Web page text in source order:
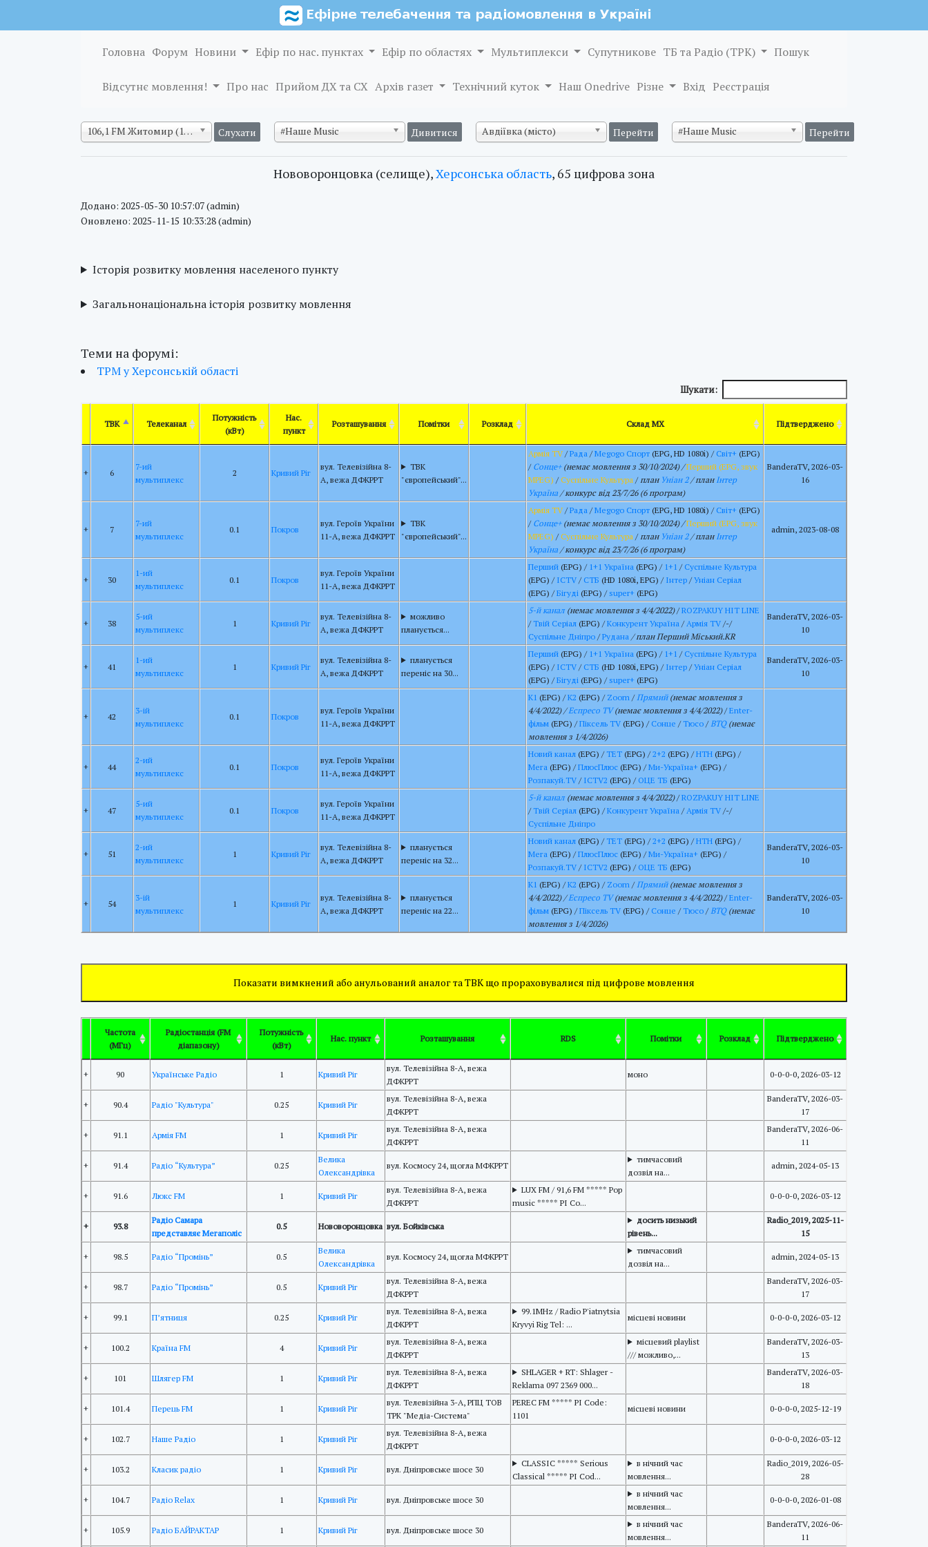
Головна Форум Новини Ефір по нас. пунктах Ефір по областях Мультиплекси Супутникове ТБ та Радіо (ТРК) Пошук
Відсутнє мовлення! Про нас Прийом ДХ та СХ Архів газет Технічний куток Наш Onedrive Різне Вхід Реєстрація
106,1 FM Житомир (128 кб/с) #Наше Music Авдіївка (місто) #Наше Music
Нововоронцовка (селище),Херсонська область, 65 цифрова зона
Додано: 2025-05-30 10:57:07 (admin)
Оновлено: 2025-11-15 10:33:28 (admin)
Історія розвитку мовлення населеного пункту
Загальнонаціональна історія розвитку мовлення
Теми на форумі:
ТРМ у Херсонській області
Шукати:
ТВК Телеканал
Потужність
(кВт)
Нас.
пункт
Розташування Помітки Розклад Склад МХ Підтверджено
+ 6
7-ий
мультиплекс
2 Кривий Ріг
вул. Телевізійна 8-
А, вежа ДФКРРТ
ТВК
"європейський"...
Армія TV /Рада /Megogo Спорт (EPG, HD 1080i) / Світ+ (EPG)
/ Сонце+(немає мовлення з 30/10/2024) /Перший (EPG, звук
MPEG) /Суспільне Культура /план Уніан 2/ планІнтер
Україна / конкурс від 23/7/26 (6 програм)
BanderaTV, 2026-03-
16
+ 7
7-ий
мультиплекс
0.1 Покров
вул. Героїв України
11-А, вежа ДФКРРТ
ТВК
"європейський"...
Армія TV /Рада /Megogo Спорт (EPG, HD 1080i) / Світ+ (EPG)
/ Сонце+(немає мовлення з 30/10/2024) /Перший (EPG, звук
MPEG) /Суспільне Культура /план Уніан 2/ планІнтер
Україна / конкурс від 23/7/26 (6 програм)
admin, 2023-08-08
+ 30
1-ий
мультиплекс
0.1 Покров
вул. Героїв України
11-А, вежа ДФКРРТ
Перший (EPG) / 1+1 Україна (EPG) / 1+1 / Суспільне Культура
(EPG) / ICTV / СТБ (HD 1080i, EPG) / Інтер /Уніан Серіал
(EPG) /Бігуді (EPG) / super+ (EPG)
+ 38
5-ий
мультиплекс
1 Кривий Ріг
вул. Телевізійна 8-
А, вежа ДФКРРТ
можливо
планується...
5-й канал(немає мовлення з 4/4/2022)/ROZPAKUY HIT LINE
/ Твій Серіал (EPG) /Конкурент Україна /Армія TV /-/
Суспільне Дніпро /Рудана / план Перший Міський.KR
BanderaTV, 2026-03-
10
+ 41
1-ий
мультиплекс
1 Кривий Ріг
вул. Телевізійна 8-
А, вежа ДФКРРТ
планується
переніс на 30...
Перший (EPG) / 1+1 Україна (EPG) / 1+1 / Суспільне Культура
(EPG) / ICTV / СТБ (HD 1080i, EPG) / Інтер /Уніан Серіал
(EPG) /Бігуді (EPG) / super+ (EPG)
BanderaTV, 2026-03-
10
+ 42
3-ій
мультиплекс
0.1 Покров
вул. Героїв України
11-А, вежа ДФКРРТ
К1 (EPG) /К2 (EPG) / Zoom /Прямий(немає мовлення з
4/4/2022) /Еспресо TV(немає мовлення з 4/4/2022)/Enter-
фільм (EPG) /Піксель TV (EPG) / Сонце / Тюсо /BTQ(немає
мовлення з 1/4/2026)
+ 44
2-ий
мультиплекс
0.1 Покров
вул. Героїв України
11-А, вежа ДФКРРТ
Новий канал (EPG) / ТЕТ (EPG) /2+2 (EPG) /НТН (EPG) /
Мега (EPG) /ПлюсПлюс (EPG) /Ми-Україна+ (EPG) /
Розпакуй.TV / ICTV2 (EPG) / ОЦЕ ТБ (EPG)
+ 47
5-ий
мультиплекс
0.1 Покров
вул. Героїв України
11-А, вежа ДФКРРТ
5-й канал(немає мовлення з 4/4/2022)/ROZPAKUY HIT LINE
/ Твій Серіал (EPG) /Конкурент Україна /Армія TV /-/
Суспільне Дніпро
+ 51
2-ий
мультиплекс
1 Кривий Ріг
вул. Телевізійна 8-
А, вежа ДФКРРТ
планується
переніс на 32...
Новий канал (EPG) / ТЕТ (EPG) /2+2 (EPG) /НТН (EPG) /
Мега (EPG) /ПлюсПлюс (EPG) /Ми-Україна+ (EPG) /
Розпакуй.TV / ICTV2 (EPG) / ОЦЕ ТБ (EPG)
BanderaTV, 2026-03-
10
+ 54
3-ій
мультиплекс
1 Кривий Ріг
вул. Телевізійна 8-
А, вежа ДФКРРТ
планується
переніс на 22...
К1 (EPG) /К2 (EPG) / Zoom /Прямий(немає мовлення з
4/4/2022) /Еспресо TV(немає мовлення з 4/4/2022)/Enter-
фільм (EPG) /Піксель TV (EPG) / Сонце / Тюсо /BTQ(немає
мовлення з 1/4/2026)
BanderaTV, 2026-03-
10
Показати вимкнений або анульований аналог та ТВК що прораховувалися під цифрове мовлення
Частота
(МГц)
Радіостанція (FM
діапазону)
Потужність
(кВт)
Нас. пункт Розташування RDS Помітки Розклад Підтверджено
+ 90 Українське Радіо 1 Кривий Ріг
вул. Телевізійна 8-А, вежа
ДФКРРТ
моно 0-0-0-0, 2026-03-12
+ 90.4 Радіо "Культура" 0.25 Кривий Ріг
вул. Телевізійна 8-А, вежа
ДФКРРТ
BanderaTV, 2026-03-
17
+ 91.1 Армія FM 1 Кривий Ріг
вул. Телевізійна 8-А, вежа
ДФКРРТ
BanderaTV, 2026-06-
11
+ 91.4 Радіо “Культура” 0.25
Велика
Олександрівка
вул. Космоcу 24, щогла МФКРРТ
тимчасовий
дозвіл на...
admin, 2024-05-13
+ 91.6 Люкс FM 1 Кривий Ріг
вул. Телевізійна 8-А, вежа
ДФКРРТ
LUX FM / 91,6 FM ***** Pop
music ***** PI Co...
0-0-0-0, 2026-03-12
+ 93.8
Радіо Самара
представляє Мегаполіс
0.5 Нововоронцовка вул. Бойківська
досить низький
рівень...
Radio_2019, 2025-11-
15
+ 98.5 Радіо “Промінь” 0.5
Велика
Олександрівка
вул. Космоcу 24, щогла МФКРРТ
тимчасовий
дозвіл на...
admin, 2024-05-13
+ 98.7 Радіо “Промінь” 0.5 Кривий Ріг
вул. Телевізійна 8-А, вежа
ДФКРРТ
BanderaTV, 2026-03-
17
+ 99.1 П’ятниця 0.25 Кривий Ріг
вул. Телевізійна 8-А, вежа
ДФКРРТ
99.1MHz / Radio P'iatnytsia
Kryvyi Rig Tel: ...
місцеві новини 0-0-0-0, 2026-03-12
+ 100.2 Країна FM 4 Кривий Ріг
вул. Телевізійна 8-А, вежа
ДФКРРТ
місцевий playlist
/// можливо,...
BanderaTV, 2026-03-
13
+ 101 Шлягер FM 1 Кривий Ріг
вул. Телевізійна 8-А, вежа
ДФКРРТ
SHLAGER + RT: Shlager -
Reklama 097 2369 000...
BanderaTV, 2026-03-
18
+ 101.4 Перець FM 1 Кривий Ріг
вул. Телевізійна 3-А, РПЦ ТОВ
ТРК "Медіа-Система"
PEREC FM ***** PI Code:
1101
місцеві новини 0-0-0-0, 2025-12-19
+ 102.7 Наше Радіо 1 Кривий Ріг
вул. Телевізійна 8-А, вежа
ДФКРРТ
0-0-0-0, 2026-03-12
+ 103.2 Класик радіо 1 Кривий Ріг вул. Дніпровське шосе 30
CLASSIC ***** Serious
Classical ***** PI Cod...
в нічний час
мовлення...
Radio_2019, 2026-05-
28
+ 104.7 Радіо Relax 1 Кривий Ріг вул. Дніпровське шосе 30
в нічний час
мовлення...
0-0-0-0, 2026-01-08
+ 105.9 Радіо БАЙРАКТАР 1 Кривий Ріг вул. Дніпровське шосе 30
в нічний час
мовлення...
BanderaTV, 2026-06-
11